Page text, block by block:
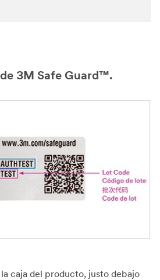
3M Safe Guard™.
caja del producto, justo debajo